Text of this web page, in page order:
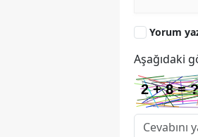
Yorum
Aşağıdaki